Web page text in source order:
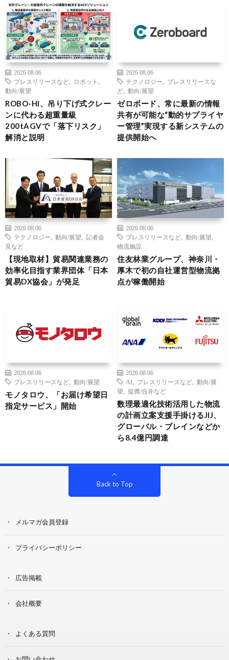
2026.08.06
プレスリリースなど
ロボット
動向/展望
ROBO-HI、吊り下げ式クレー
ンに代わる超重量級
200tAGVで「落下リスク」
解消と説明
2026.08.06
テクノロジー
プレスリリースな
ど
動向/展望
ゼロボード、常に最新の情報
共有が可能な“動的サプライヤ
ー管理”実現する新システムの
提供開始へ
2026.08.06
テクノロジー
動向/展望
記者会
見など
【現地取材】貿易関連業務の
効率化目指す業界団体「日本
貿易DX協会」が発足
2026.08.06
プレスリリースなど
動向/展望
物流施設
住友林業グループ、神奈川・
厚木で初の自社運営型物流拠
点が稼働開始
2026.08.06
プレスリリースなど
動向/展望
モノタロウ、「お届け希望日
指定サービス」開始
2026.08.06
AI
プレスリリースなど
動向/展
望
提携/合弁など
数理最適化技術活用した物流
の計画立案支援手掛けるJIJ、
グローバル・ブレインなどか
ら8.4億円調達
Back to Top
メルマガ会員登録
プライバシーポリシー
広告掲載
会社概要
よくある質問